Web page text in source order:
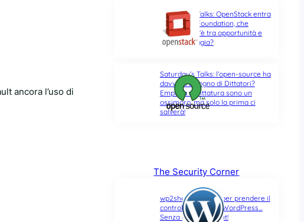
ancora l’uso di
Saturday’s Talks: OpenStack entra
nella Linux Foundation, che
differenza c’è tra opportunità e
ultima spiaggia?
Saturday’s Talks: l’open-source ha
davvero bisogno di Dittatori?
Empatia e Dittatura sono un
ossimoro, ma solo la prima ci
salverà!
The Security Corner
wp2shell: due CVE per prendere il
controllo di un sito WordPress…
Senza alcun account!